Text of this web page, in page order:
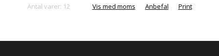
Antal varer: 12 Vis med moms Anbefal Print